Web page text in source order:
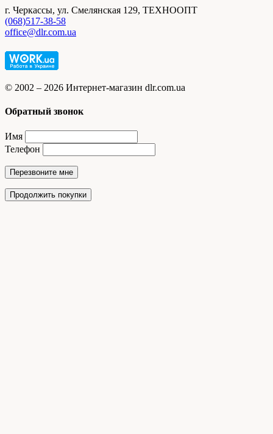
г. Черкассы, ул. Смелянская 129, ТЕХНООПТ
(068)517-38-58
office@dlr.com.ua
© 2002 – 2026 Интернет-магазин dlr.com.ua
Обратный звонок
Имя
Телефон
Перезвоните мне
Продолжить покупки